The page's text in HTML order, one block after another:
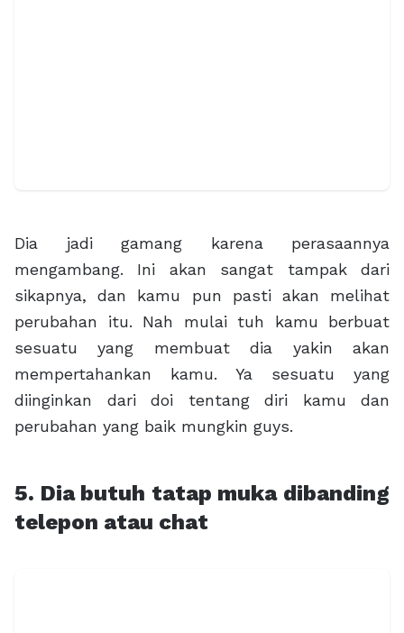
Dia jadi gamang karena perasaannya
mengambang. Ini akan sangat tampak dari
sikapnya, dan kamu pun pasti akan melihat
perubahan itu. Nah mulai tuh kamu berbuat
sesuatu yang membuat dia yakin akan
mempertahankan kamu. Ya sesuatu yang
diinginkan dari doi tentang diri kamu dan
perubahan yang baik mungkin guys.
5. Dia butuh tatap muka dibanding
telepon atau chat